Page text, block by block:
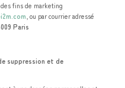
fins de marketing
, ou par courrier adressé
Paris
suppression et de